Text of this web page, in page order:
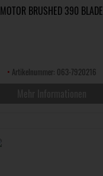
MOTOR BRUSHED 390 BLADE
• Artikelnummer: 063-7920216